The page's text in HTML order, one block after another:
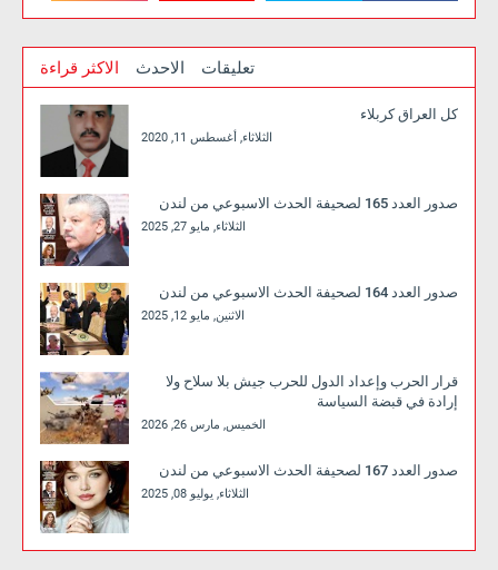
الاكثر قراءة الاحدث تعليقات
كل العراق كربلاء
الثلاثاء, أغسطس 11, 2020
صدور العدد 165 لصحيفة الحدث الاسبوعي من لندن
الثلاثاء, مايو 27, 2025
صدور العدد 164 لصحيفة الحدث الاسبوعي من لندن
الاثنين, مايو 12, 2025
قرار الحرب وإعداد الدول للحرب جيش بلا سلاح ولا
إرادة في قبضة السياسة
الخميس, مارس 26, 2026
صدور العدد 167 لصحيفة الحدث الاسبوعي من لندن
الثلاثاء, يوليو 08, 2025